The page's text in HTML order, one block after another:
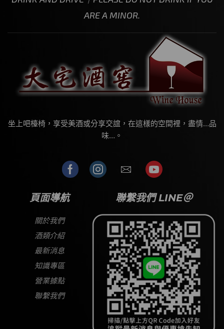
ARE A MINOR.
坐上吧檯椅，享受美酒或分享交誼，在這樣的空間裡，盡情…品
味…。
頁面導航
關於我們
酒類介紹
最新消息
知識專區
營業據點
聯繫我們
聯繫我們 LINE＠